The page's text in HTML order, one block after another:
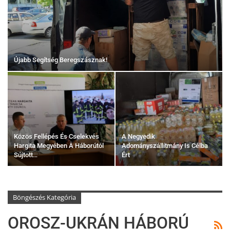
Újabb Segítség Beregszásznak!
Közös Fellépés És Cselekvés
Hargita Megyében A Háborútól
Sújtott…
A Negyedik
Adományszállítmány Is Célba
Ért
Böngészés Kategória
OROSZ-UKRÁN HÁBORÚ